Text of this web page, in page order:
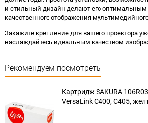
и стильный дизайн делают его
качественного отображения
Закажите крепление для вашего проектора
наслаждайтесь идеальным качеством
Рекомендуем посмотреть
Картридж SAKURA
VersaLink C400, C405,